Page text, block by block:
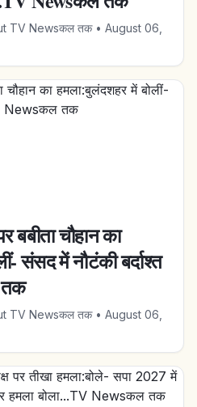
TV Newsकल तक• August 06,
चौहान का
संसद में नौटंकी बर्दाश्त
तक
TV Newsकल तक• August 06,